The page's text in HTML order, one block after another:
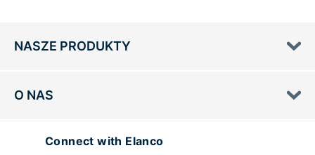
NASZE PRODUKTY
O NAS
Connect with Elanco